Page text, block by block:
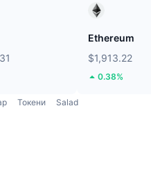
Ethereum
$1,913.22
0.38%
Токени Salad